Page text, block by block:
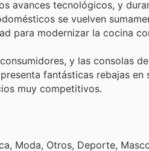
avances tecnológicos, y
se vuelven
para modernizar la cocina
y las consolas
fantásticas rebajas en
muy competitivos.
Moda, Otros, Deporte,